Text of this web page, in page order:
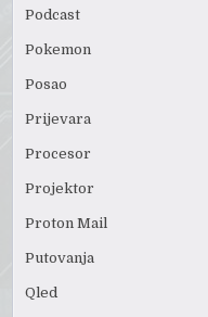
Podcast
Pokemon
Posao
Prijevara
Procesor
Projektor
Proton Mail
Putovanja
Qled